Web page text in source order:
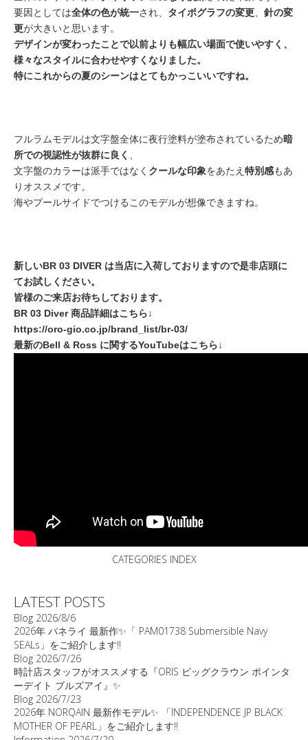
要因としては全体の色が統一され、 タイポグラフの変更
針の変
更が大きいと思います。
デザインが変わったことで以前よりも幅広い場面で使いやすく、
様々なスタイルに合わせやすくなりました。
特にこれからの夏のシーンはとてもかっこいいですね。
フルラムモデルは文字盤全体に夜行塗料が塗布されているため暗
所での視認性が抜群に良く
文字盤のカラーは派手ではなく クールな印象をあたえ 特別感もあ
りオススメです。
海やプールサイドでつけるこのモデルが想像できますね。
新しいBR 03 DIVER は当店に入荷しておりますので是非店頭に
てお試しください。
皆様のご来店お待ちしております。
BR 03 Diver 商品詳細はこちら↓
https://oro-gio.co.jp/brand_list/br-03/
最新のBell & Ross に関するYouTubeはこちら↓
CATEGORIES INDEX
LATEST POSTS
Blog 2026/8/6
2026年 パネライ 最新作✨「 PAM01738 Submersible Navy
SEALs」をご紹介します‼️
Blog 2026/7/26
時計店スタッフがオススメする『ORIS ビッグクラウン ポインタ
ーデイト ブルズアイ』✨
Blog 2026/7/23
2026年 NORQAIN 最新作モデル✨ 「INDEPENDENCE JP BLACK
MOTHER OF PEARL」をご紹介します‼️